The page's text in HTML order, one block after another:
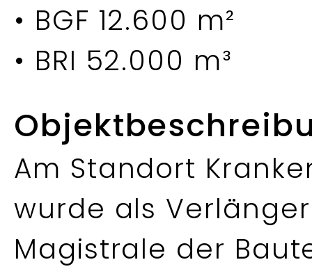
• BGF 12.600 m²
• BRI 52.000 m³
Am Standort
wurde als
Magistrale der